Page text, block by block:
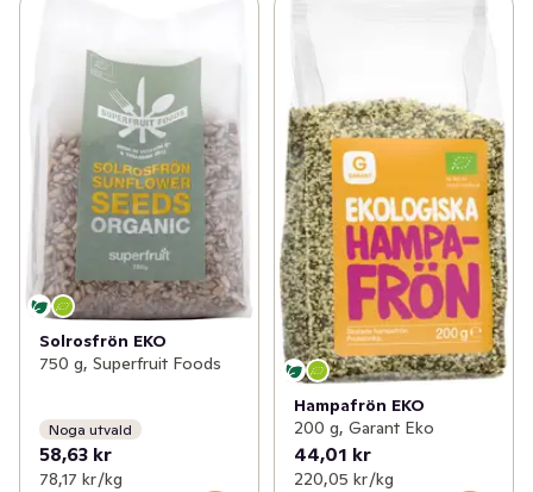
Solrosfrön EKO
750 g, Superfruit Foods
Noga utvald
58,63 kr
78,17 kr /kg
Hampafrön EKO
200 g, Garant Eko
44,01 kr
220,05 kr /kg